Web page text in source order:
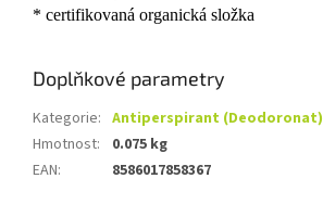
* certifikovaná organická složka
Doplňkové parametry
Kategorie: Antiperspirant (Deodoronat)
Hmotnost:
0.075 kg
EAN: 8586017858367